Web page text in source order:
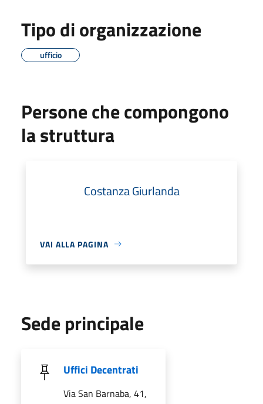
Tipo di organizzazione
ufficio
Persone che compongono
la struttura
Costanza Giurlanda
VAI ALLA PAGINA
Sede principale
Uffici Decentrati
Via San Barnaba, 41,